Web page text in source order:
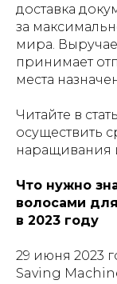
доставка
за
мира.
принимает
места
Читайте в
осуществить
наращивания
Что нужно
волосами
в 2023 году
29 июня 2023
Saving